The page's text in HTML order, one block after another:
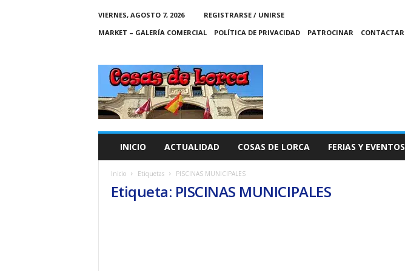
VIERNES, AGOSTO 7, 2026
REGISTRARSE / UNIRSE
MARKET – GALERÍA COMERCIAL
POLÍTICA DE PRIVACIDAD PATROCINAR CONTACTAR
C
A
S
INICIO ACTUALIDAD COSAS DE LORCA FERIAS Y EVENTOS
Inicio Etiquetas PISCINAS MUNICIPALES
Etiqueta: PISCINAS MUNICIPALES